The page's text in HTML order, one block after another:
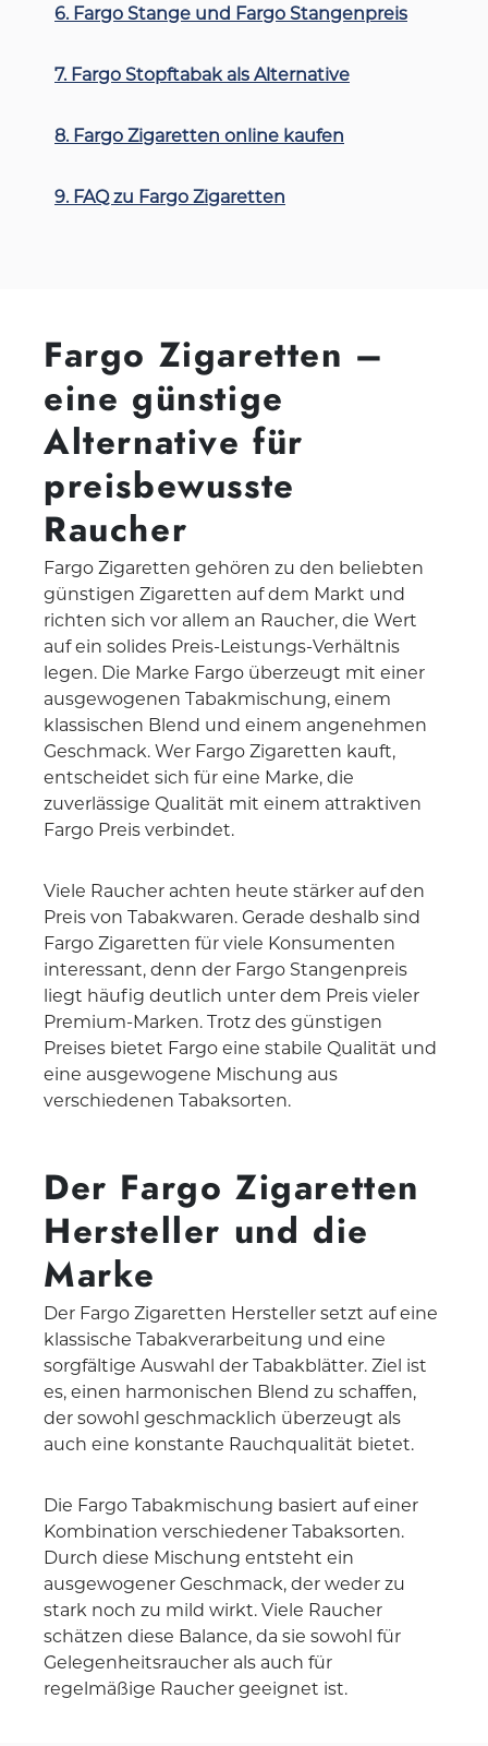
6. Fargo Stange und Fargo Stangenpreis
7. Fargo Stopftabak als Alternative
8. Fargo Zigaretten online kaufen
9. FAQ zu Fargo Zigaretten
Fargo Zigaretten –
eine günstige
Alternative für
preisbewusste
Raucher
Fargo Zigaretten gehören zu den beliebten
günstigen Zigaretten auf dem Markt und
richten sich vor allem an Raucher, die Wert
auf ein solides Preis-Leistungs-Verhältnis
legen. Die Marke Fargo überzeugt mit einer
ausgewogenen Tabakmischung, einem
klassischen Blend und einem angenehmen
Geschmack. Wer Fargo Zigaretten kauft,
entscheidet sich für eine Marke, die
zuverlässige Qualität mit einem attraktiven
Fargo Preis verbindet.
Viele Raucher achten heute stärker auf den
Preis von Tabakwaren. Gerade deshalb sind
Fargo Zigaretten für viele Konsumenten
interessant, denn der Fargo Stangenpreis
liegt häufig deutlich unter dem Preis vieler
Premium-Marken. Trotz des günstigen
Preises bietet Fargo eine stabile Qualität und
eine ausgewogene Mischung aus
verschiedenen Tabaksorten.
Der Fargo Zigaretten
Hersteller und die
Marke
Der Fargo Zigaretten Hersteller setzt auf eine
klassische Tabakverarbeitung und eine
sorgfältige Auswahl der Tabakblätter. Ziel ist
es, einen harmonischen Blend zu schaffen,
der sowohl geschmacklich überzeugt als
auch eine konstante Rauchqualität bietet.
Die Fargo Tabakmischung basiert auf einer
Kombination verschiedener Tabaksorten.
Durch diese Mischung entsteht ein
ausgewogener Geschmack, der weder zu
stark noch zu mild wirkt. Viele Raucher
schätzen diese Balance, da sie sowohl für
Gelegenheitsraucher als auch für
regelmäßige Raucher geeignet ist.